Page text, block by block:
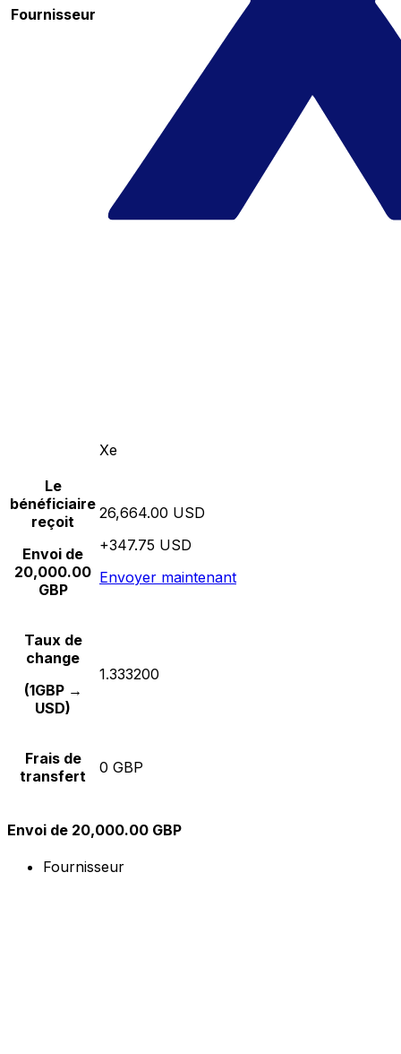
Fournisseur
Xe
Le
bénéficiaire
reçoit
Envoi de
20,000.00
GBP
26,664.00 USD
+347.75 USD
Envoyer maintenant
Taux de
change
(1GBP →
USD)
1.333200
Frais de
transfert
0 GBP
Envoi de 20,000.00 GBP
Fournisseur